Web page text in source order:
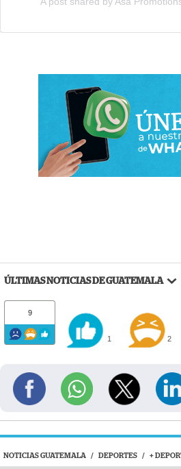
ÚLTIMAS NOTICIAS DE GUATEMALA
9
1 2
NOTICIAS GUATEMALA / DEPORTES / +